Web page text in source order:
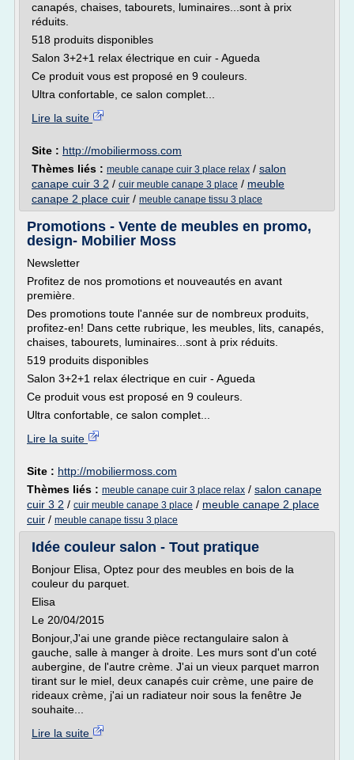
canapés, chaises, tabourets, luminaires...sont à prix
réduits.
518 produits disponibles
Salon 3+2+1 relax électrique en cuir - Agueda
Ce produit vous est proposé en 9 couleurs.
Ultra confortable, ce salon complet...
Lire la suite
Site : http://mobiliermoss.com
Thèmes liés : meuble canape cuir 3 place relax / salon
canape cuir 3 2 / cuir meuble canape 3 place / meuble
canape 2 place cuir / meuble canape tissu 3 place
Promotions - Vente de meubles en promo,
design- Mobilier Moss
Newsletter
Profitez de nos promotions et nouveautés en avant
première.
Des promotions toute l'année sur de nombreux produits,
profitez-en! Dans cette rubrique, les meubles, lits, canapés,
chaises, tabourets, luminaires...sont à prix réduits.
519 produits disponibles
Salon 3+2+1 relax électrique en cuir - Agueda
Ce produit vous est proposé en 9 couleurs.
Ultra confortable, ce salon complet...
Lire la suite
Site : http://mobiliermoss.com
Thèmes liés : meuble canape cuir 3 place relax / salon canape
cuir 3 2 / cuir meuble canape 3 place / meuble canape 2 place
cuir / meuble canape tissu 3 place
Idée couleur salon - Tout pratique
Bonjour Elisa, Optez pour des meubles en bois de la
couleur du parquet.
Elisa
Le 20/04/2015
Bonjour,J'ai une grande pièce rectangulaire salon à
gauche, salle à manger à droite. Les murs sont d'un coté
aubergine, de l'autre crème. J'ai un vieux parquet marron
tirant sur le miel, deux canapés cuir crème, une paire de
rideaux crème, j'ai un radiateur noir sous la fenêtre Je
souhaite...
Lire la suite